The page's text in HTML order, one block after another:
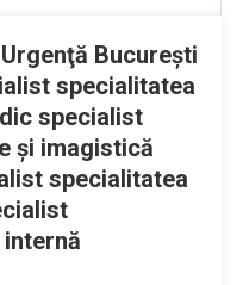
Bucureşti
specialitatea
specialist
și imagistică
specialitatea